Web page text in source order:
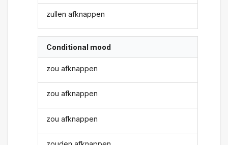
zullen afknappen
Conditional mood
zou afknappen
zou afknappen
zou afknappen